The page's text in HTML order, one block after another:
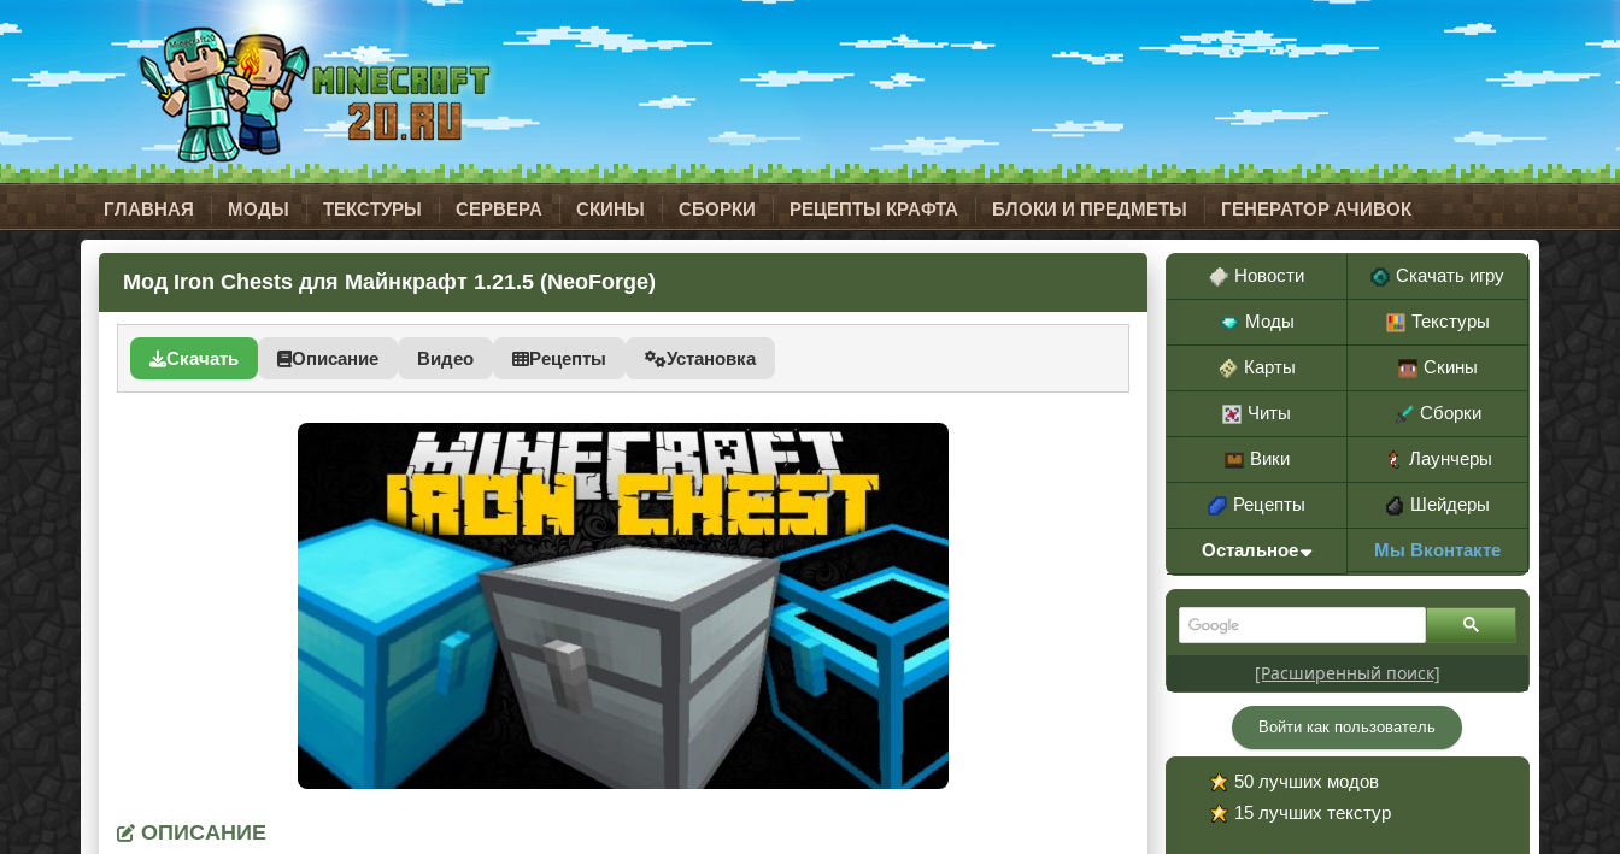
ГЛАВНАЯ МОДЫ ТЕКСТУРЫ СЕРВЕРА СКИНЫ СБОРКИ РЕЦЕПТЫ КРАФТА БЛОКИ И ПРЕДМЕТЫ ГЕНЕРАТОР АЧИВОК
Мод Iron Chests для Майнкрафт 1.21.5 (NeoForge)
Скачать Описание Видео Рецепты Установка
ОПИСАНИЕ
Новости Скачать игру
Моды Текстуры
Карты Скины
Читы Сборки
Вики Лаунчеры
Рецепты Шейдеры
Остальное Мы Вконтакте
[Расширенный поиск]
Войти как пользователь
50 лучших модов
15 лучших текстур